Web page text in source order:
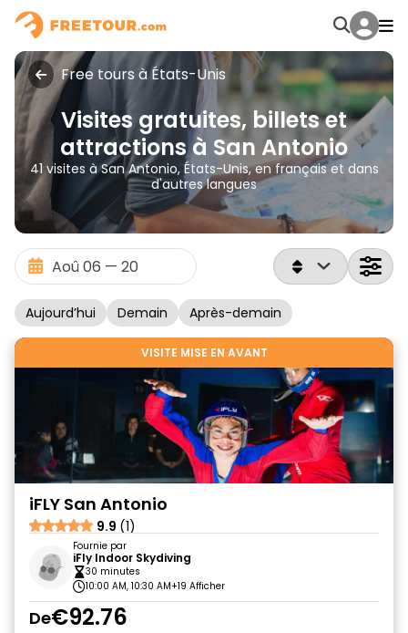
Free tours à États-Unis
Visites gratuites, billets et
attractions à San Antonio
41 visites à San Antonio, États-Unis, en français et dans
d'autres langues
Aujourd’hui Demain Après-demain
VISITE MISE EN AVANT
iFLY San Antonio
9.9 (1)
Fournie par
iFly Indoor Skydiving
30 minutes
10:00 AM, 10:30 AM+19 Afficher
De€92.76